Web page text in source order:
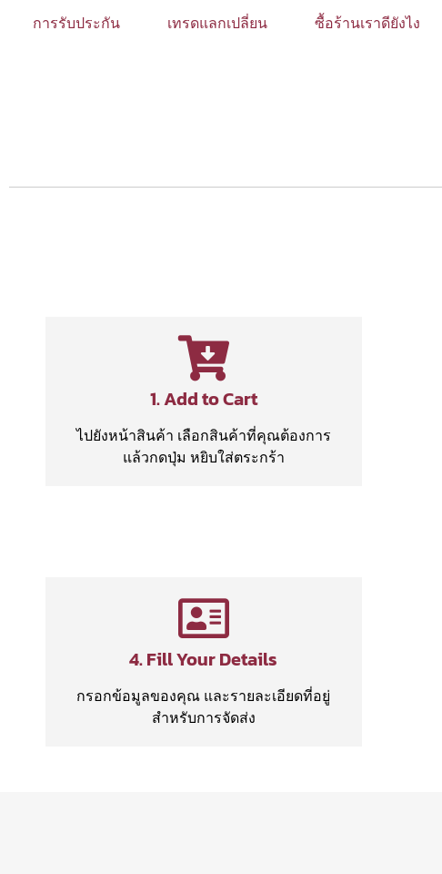
การรับประกัน เทรดแลกเปลี่ยน ซื้อร้านเราดียังไง
1. Add to Cart
ไปยังหน้าสินค้า เลือกสินค้าที่คุณต้องการ
แล้วกดปุ่ม หยิบใส่ตระกร้า
4. Fill Your Details
กรอกข้อมูลของคุณ และรายละเอียดที่อยู่
สำหรับการจัดส่ง